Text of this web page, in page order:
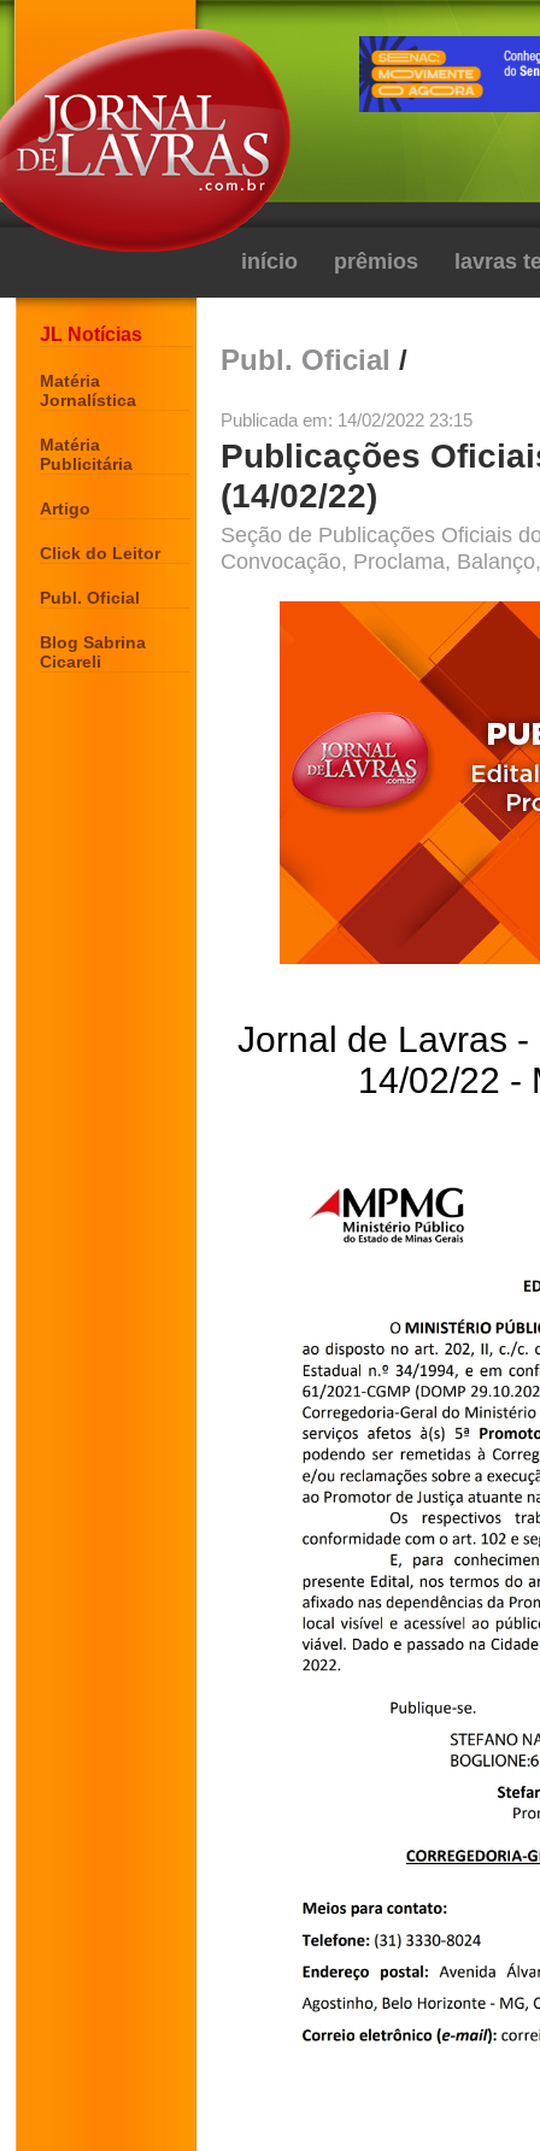
início prêmios lavras
JL Notícias
Matéria
Jornalística
Matéria
Publicitária
Artigo
Click do Leitor
Publ. Oficial
Blog Sabrina
Cicareli
Publ. Oficial /
Publicada em: 14/02/2022 23:15
Publicações
(14/02/22)
Seção de Publicações Oficiais
Convocação, Proclama,
Jornal de Lavras
14/02/22 -